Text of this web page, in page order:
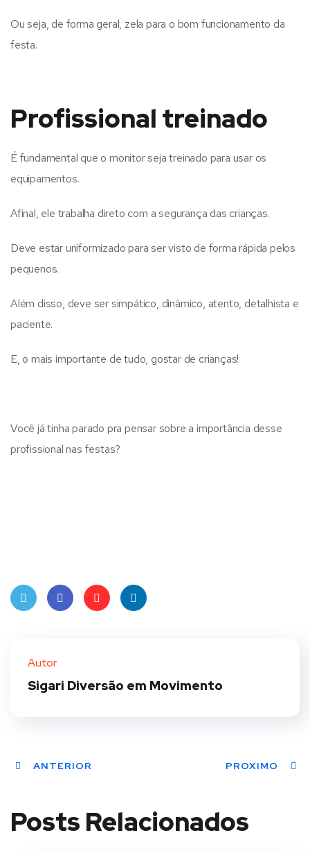
Ou seja, de forma geral, zela para o bom funcionamento da
festa.
Profissional treinado
É fundamental que o monitor seja treinado para usar os
equipamentos.
Afinal, ele trabalha direto com a segurança das crianças.
Deve estar uniformizado para ser visto de forma rápida pelos
pequenos.
Além disso, deve ser simpático, dinâmico, atento, detalhista e
paciente.
E, o mais importante de tudo, gostar de crianças!
Você já tinha parado pra pensar sobre a importância desse
profissional nas festas?
t
Autor
Sigari Diversão em Movimento
ANTERIOR PROXIMO
Posts Relacionados